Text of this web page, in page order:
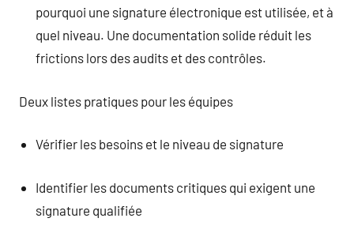
pourquoi une signature électronique est utilisée, et à
quel niveau. Une documentation solide réduit les
frictions lors des audits et des contrôles.
Deux listes pratiques pour les équipes
Vérifier les besoins et le niveau de signature
Identifier les documents critiques qui exigent une
signature qualifiée